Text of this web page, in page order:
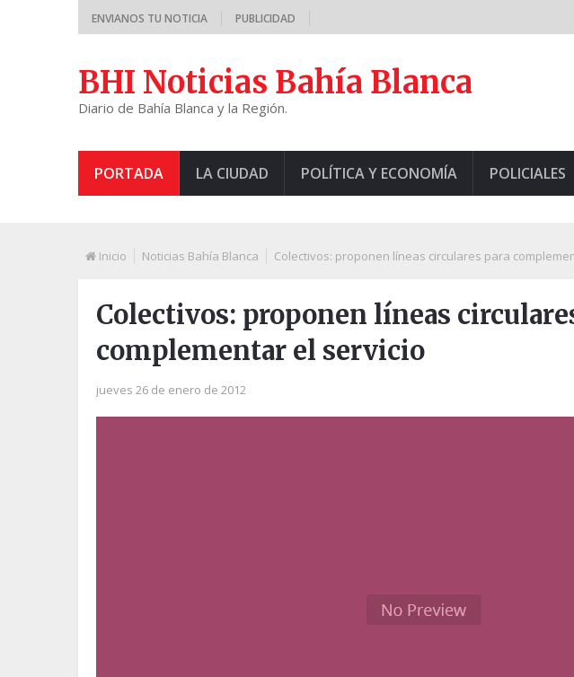
ENVIANOS TU NOTICIA PUBLICIDAD
BHI Noticias Bahía Blanca
Diario de Bahía Blanca y la Región.
PORTADA LA CIUDAD POLÍTICA Y ECONOMÍA POLICIALES
Inicio Noticias Bahía Blanca Colectivos: proponen líneas circulares para
Colectivos: proponen líneas
complementar el servicio
jueves 26 de enero de 2012